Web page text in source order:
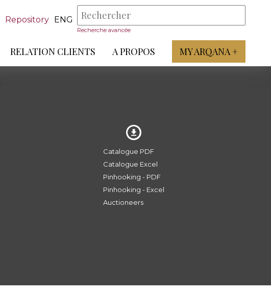
Repository ENG
Recherche avancée
RELATION CLIENTS A PROPOS MY ARQANA +
Catalogue PDF
Catalogue Excel
Pinhooking - PDF
Pinhooking - Excel
Auctioneers